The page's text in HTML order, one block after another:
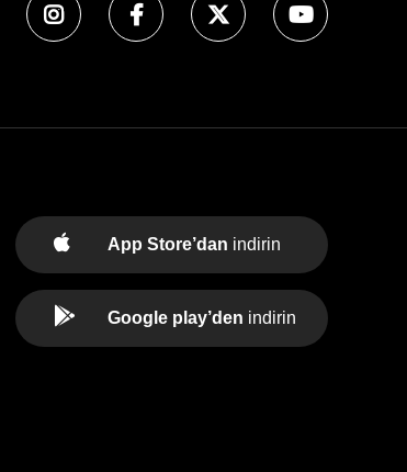
App Store’dan indirin
Google play’den indirin